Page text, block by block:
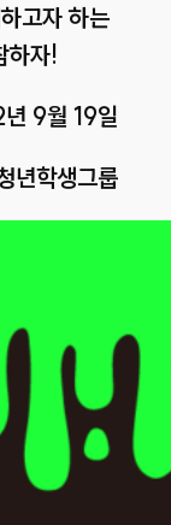
고자 하는
하자!
9월 19일
년학생그룹